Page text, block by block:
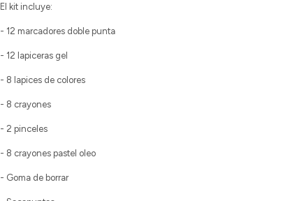
El kit incluye:
- 12 marcadores doble punta
- 12 lapiceras gel
- 8 lapices de colores
- 8 crayones
- 2 pinceles
- 8 crayones pastel oleo
- Goma de borrar